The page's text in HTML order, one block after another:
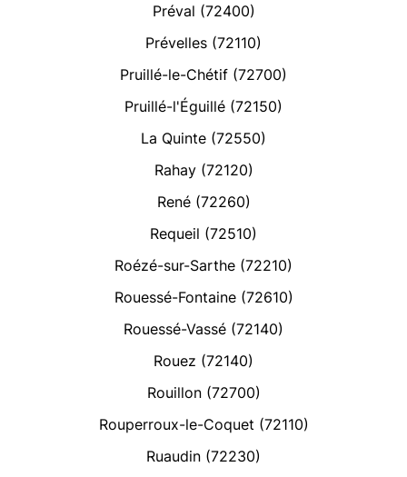
Préval (72400)
Prévelles (72110)
Pruillé-le-Chétif (72700)
Pruillé-l'Éguillé (72150)
La Quinte (72550)
Rahay (72120)
René (72260)
Requeil (72510)
Roézé-sur-Sarthe (72210)
Rouessé-Fontaine (72610)
Rouessé-Vassé (72140)
Rouez (72140)
Rouillon (72700)
Rouperroux-le-Coquet (72110)
Ruaudin (72230)